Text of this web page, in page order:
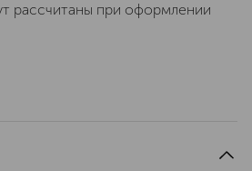
рассчитаны при оформлении